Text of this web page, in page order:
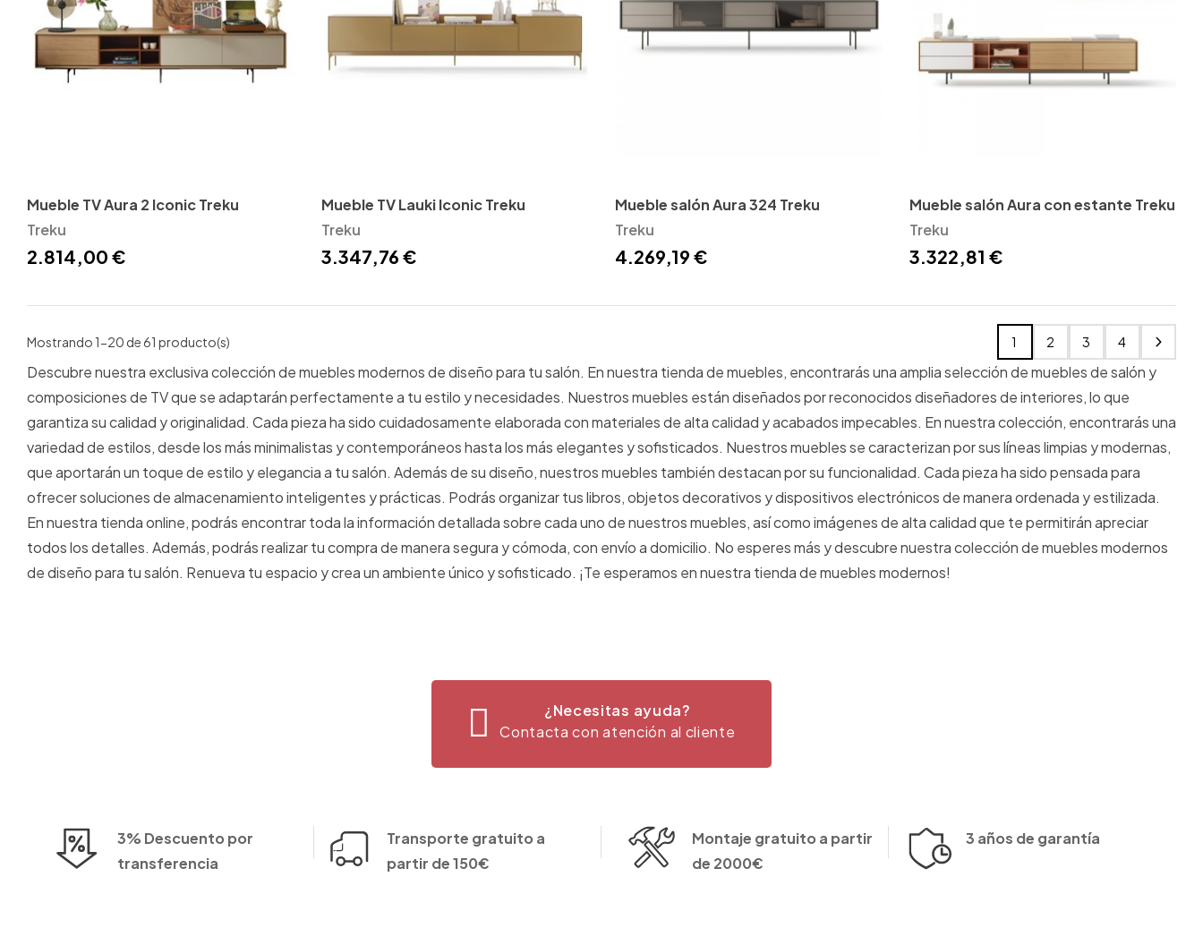
Mueble TV Aura 2 Iconic Treku
Treku
2.814,00 €
Mueble TV Lauki Iconic Treku
Treku
3.347,76 €
Mueble salón Aura 324 Treku
Treku
4.269,19 €
Mueble salón Aura con estante Treku
Treku
3.322,81 €
Mostrando 1-20 de 61 producto(s) 1 2 3 4
Descubre nuestra exclusiva colección de muebles modernos de diseño para tu salón. En nuestra tienda de muebles, encontrarás una amplia selección de muebles de salón y
composiciones de TV que se adaptarán perfectamente a tu estilo y necesidades. Nuestros muebles están diseñados por reconocidos diseñadores de interiores, lo que
garantiza su calidad y originalidad. Cada pieza ha sido cuidadosamente elaborada con materiales de alta calidad y acabados impecables. En nuestra colección, encontrarás una
variedad de estilos, desde los más minimalistas y contemporáneos hasta los más elegantes y sofisticados. Nuestros muebles se caracterizan por sus líneas limpias y modernas,
que aportarán un toque de estilo y elegancia a tu salón. Además de su diseño, nuestros muebles también destacan por su funcionalidad. Cada pieza ha sido pensada para
ofrecer soluciones de almacenamiento inteligentes y prácticas. Podrás organizar tus libros, objetos decorativos y dispositivos electrónicos de manera ordenada y estilizada.
En nuestra tienda online, podrás encontrar toda la información detallada sobre cada uno de nuestros muebles, así como imágenes de alta calidad que te permitirán apreciar
todos los detalles. Además, podrás realizar tu compra de manera segura y cómoda, con envío a domicilio. No esperes más y descubre nuestra colección de muebles modernos
de diseño para tu salón. Renueva tu espacio y crea un ambiente único y sofisticado. ¡Te esperamos en nuestra tienda de muebles modernos!
¿Necesitas ayuda?
Contacta con atención al cliente
3% Descuento por
transferencia
Transporte gratuito a
partir de 150€
Montaje gratuito a partir
de 2000€
3 años de garantía